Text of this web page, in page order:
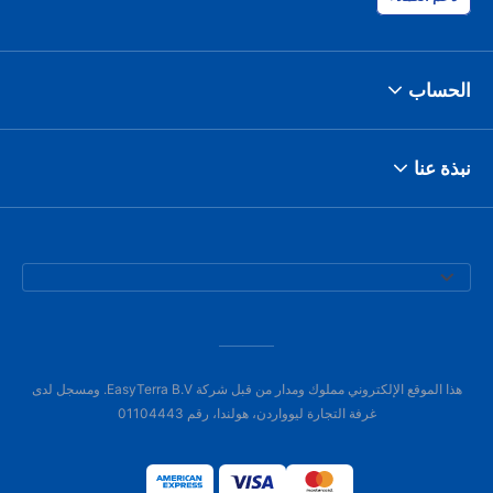
الحساب
نبذة عنا
هذا الموقع الإلكتروني مملوك ومدار من قبل شركة EasyTerra B.V. ومسجل لدى
غرفة التجارة ليوواردن، هولندا، رقم 01104443